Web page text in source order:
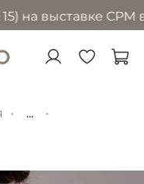
выставке CPM
...